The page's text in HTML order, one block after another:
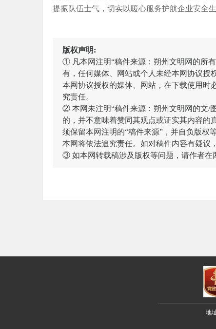
提振队伍士气，切实以暖心服务护航企业安全
版权声明:
① 凡本网注明“稿件来源：朔州文明网的所
有，任何媒体、网站或个人未经本网协议授
本网协议授权的媒体、网站，在下载使用时
究责任。
② 本网未注明“稿件来源：朔州文明网的文/
的，并不意味着赞同其观点或证实其内容的
须保留本网注明的“稿件来源”，并自负版权
本网将依法追究责任。如对稿件内容有疑议
③ 如本网转载稿涉及版权等问题，请作者在
地